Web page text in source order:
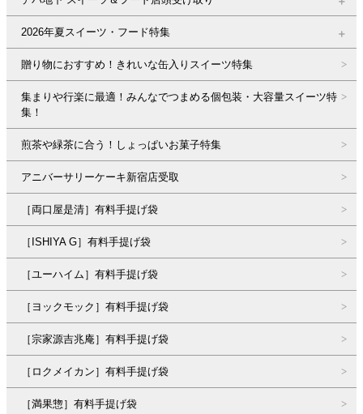
2026年夏スイーツ・フード特集
贈り物におすすめ！きれいな缶入りスイーツ特集
集まりや行楽に最適！みんなでつまめる個包装・大容量スイーツ特
集！
煎茶や緑茶に合う！しょっぱいお菓子特集
アニバーサリーケーキ新宿店受取
［両口屋是清］有料手提げ袋
［ISHIYA G］有料手提げ袋
［ユーハイム］有料手提げ袋
［ヨックモック］有料手提げ袋
［宗家源吉兆庵］有料手提げ袋
［ロクメイカン］有料手提げ袋
［満果惣］有料手提げ袋